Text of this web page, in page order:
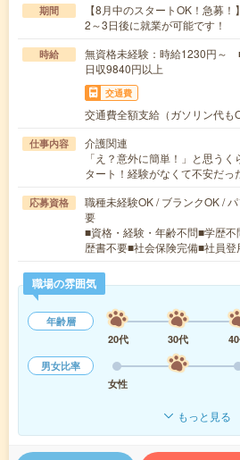
期間
【8月中のスタートOK！急募
2～3日後に就業が可能です！
時給
無資格未経験：時給1230円
日収9840円以上
交通費
交通費全額支給（ガソリン代も
仕事内容
介護関連
「え？意外に簡単！」と思う
タート！経験がなくて不安だ
応募資格
職種未経験OK / ブランクOK /
要
■資格・経験・年齢不問■学歴
歴書不要■社会保険完備■社員
職場の雰囲気
年齢層
20代
30代
男女比率
女性
もっと見る